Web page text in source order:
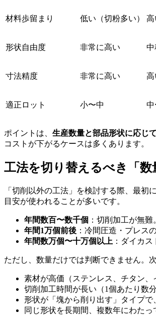
材料歩留まり 低い（切粉多い） 高
形状自由度 非常に高い 中
寸法精度 非常に高い 高
適正ロット 小〜中 中
ポイントは、 生産数量と部品形状に応じ
コストが下がるケースは多くあります。
工法を切り替えるべき「
「切削以外の工法」を検討する際、最
目安が使われることが多いです。
年間数百〜数千個 ：切削加工が無
年間1万個前後 ：冷間圧造・プレス
年間数万個〜十万個以上 ：ダイカ
ただし、数量だけでは判断できません。
素材が高価（ステンレス、チタン
切削加工時間が長い（1個あたり数
形状が「塊から削り出す」タイプ
同じ形状を長期間、複数年にわた